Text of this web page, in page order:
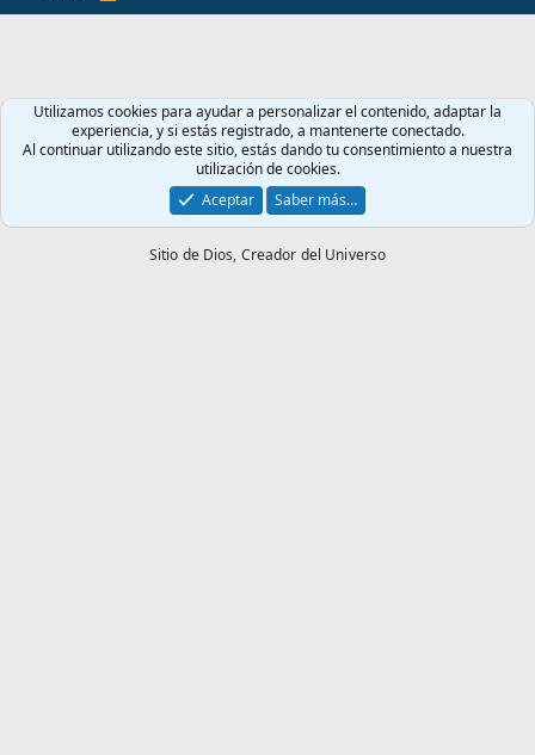
S
Utilizamos cookies para ayudar a personalizar el contenido, adaptar la
experiencia, y si estás registrado, a mantenerte conectado.
Al continuar utilizando este sitio, estás dando tu consentimiento a nuestra
utilización de cookies.
Aceptar
Saber más…
Sitio de Dios, Creador del Universo